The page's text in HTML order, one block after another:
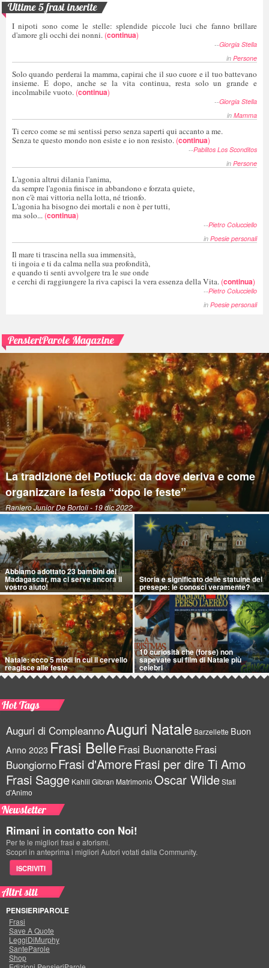
Ultime 5 frasi inserite
I nipoti sono come le stelle: splendide piccole luci che fanno brillare
d'amore gli occhi dei nonni. (continua)
--Giorgia Stella
in Persone
Solo quando perderai la mamma, capirai che il suo cuore e il tuo battevano
insieme. E dopo, anche se la vita continua, resta solo un grande e
incolmabile vuoto. (continua)
--Giorgia Stella
in Mamma
Ti cerco come se mi sentissi perso senza saperti qui accanto a me.
Senza te questo mondo non esiste e io non resisto. (continua)
--Pablitos Los Sconditos
in Persone
L'agonia altrui dilania l'anima,
da sempre l'agonia finisce in abbandono e forzata quiete,
non c'è mai vittoria nella lotta, né trionfo.
L'agonia ha bisogno dei mortali e non è per tutti,
ma solo... (continua)
--Pietro Colucciello
in Poesie personali
Il mare ti trascina nella sua immensità,
ti ingoia e ti da calma nella sua profondità,
e quando ti senti avvolgere tra le sue onde
e cerchi di raggiungere la riva capisci la vera essenza della Vita. (continua)
--Pietro Colucciello
in Poesie personali
PensieriParole Magazine
La tradizione del Potluck: da dove deriva e come
organizzare la festa “dopo le feste”
Raniero Junior De Bortoli- 19 dic 2022
Abbiamo adottato 23 bambini del
Madagascar, ma ci serve ancora il
vostro aiuto!
Storia e significato delle statuine del
presepe: le conosci veramente?
Natale: ecco 5 modi in cui il cervello
reagisce alle feste
10 curiosità che (forse) non
sapevate sui film di Natale più
celebri
Hot Tags
Auguri di CompleannoAuguri Natale Barzellette Buon
Anno 2023 Frasi BelleFrasi BuonanotteFrasi
BuongiornoFrasi d'AmoreFrasi per dire Ti Amo
Frasi Sagge Kahlil Gibran Matrimonio Oscar WildeStati
d'Animo
Newsletter
Rimani in contatto con Noi!
Per te le migliori frasi e aforismi.
Scopri in anteprima i migliori Autori votati dalla Community.
ISCRIVITI
Altri siti
PENSIERIPAROLE
Frasi
Save A Quote
LeggiDiMurphy
SanteParole
Shop